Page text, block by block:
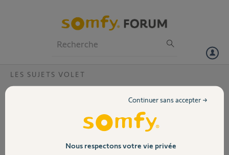
Volet
LES SUJETS VOLET
Échec de recherche de VR suite à transfert
Nous respectons votre vie privée
Continuer sans accepter →